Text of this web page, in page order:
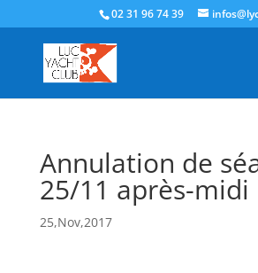
02 31 96 74 39
Annulation de
25/11 après-midi
25,Nov,2017